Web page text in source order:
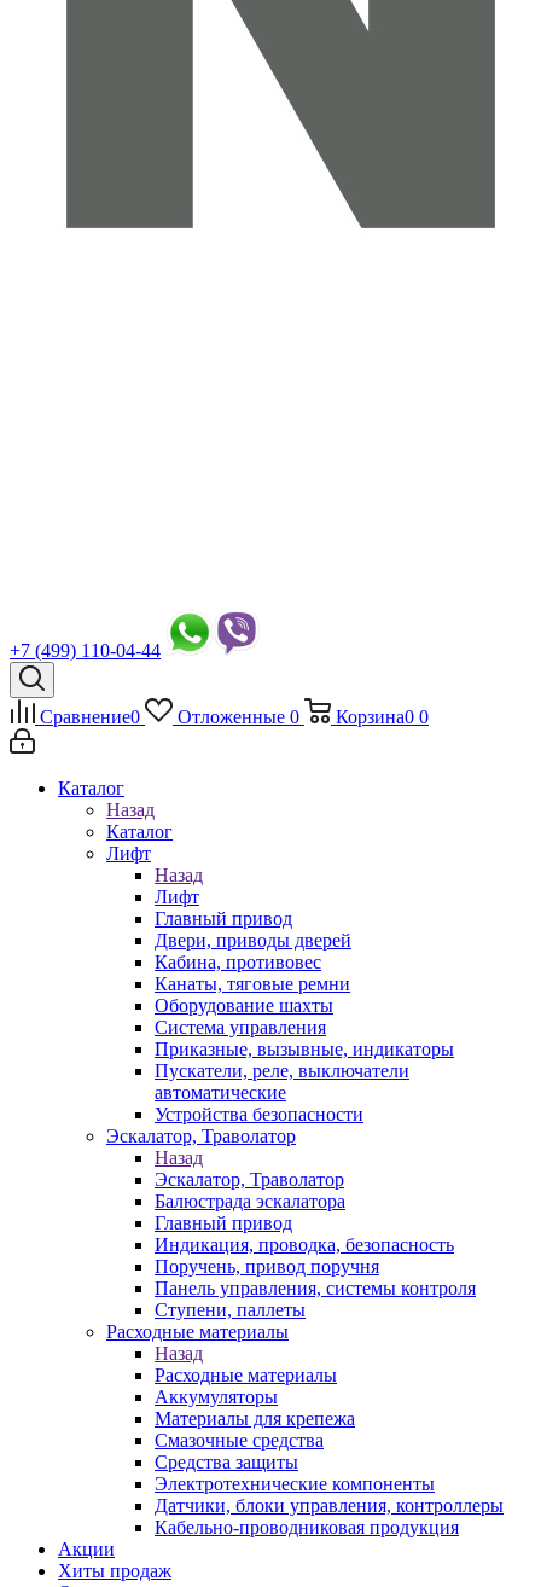
+7 (499) 110-04-44
Сравнение0 Отложенные 0 Корзина0 0
Каталог
Назад
Каталог
Лифт
Назад
Лифт
Главный привод
Двери, приводы дверей
Кабина, противовес
Канаты, тяговые ремни
Оборудование шахты
Система управления
Приказные, вызывные, индикаторы
Пускатели, реле, выключатели
автоматические
Устройства безопасности
Эскалатор, Траволатор
Назад
Эскалатор, Траволатор
Балюстрада эскалатора
Главный привод
Индикация, проводка, безопасность
Поручень, привод поручня
Панель управления, системы контроля
Ступени, паллеты
Расходные материалы
Назад
Расходные материалы
Аккумуляторы
Материалы для крепежа
Смазочные средства
Средства защиты
Электротехнические компоненты
Датчики, блоки управления, контроллеры
Кабельно-проводниковая продукция
Акции
Хиты продаж